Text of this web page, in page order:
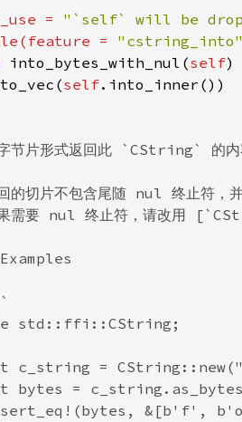
= "`self` will be
=
into_bytes_with_nul(self)
self.into_inner())
片形式返回此 `CString` 的内
切片不包含尾随 nul 终止符，
需要 nul 终止符，请改用
std::ffi::CString;
c_string =
bytes =
&[b'f',